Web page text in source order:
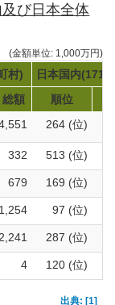
び日本全体
(金額単位: 1,000万円)
村)
日本国内(1719
総額 順位
264 (位)
332 513 (位)
679 169 (位)
1,254 97 (位)
2,241 287 (位)
4 120 (位)
出典: [1]